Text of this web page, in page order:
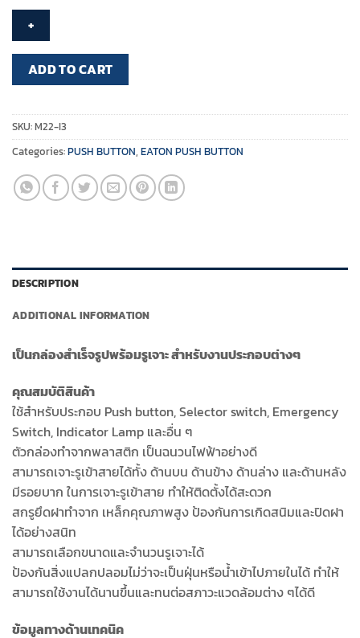
Surface
mounting
enclosure,
mounting
-
M22-
I3
quantity
ADD TO CART
SKU:M22-I3
Categories:PUSH BUTTON, EATON PUSH BUTTON
DESCRIPTION
ADDITIONAL INFORMATION
เป็นกล่องสำเร็จรูปพร้อมรูเจาะ สำหรับงานประกอบต่างๆ
คุณสมบัติสินค้า
ใช้สำหรับประกอบ Push button, Selector switch, Emergency
Switch, Indicator Lamp และอื่น ๆ
ตัวกล่องทำจากพลาสติก เป็นฉนวนไฟฟ้าอย่างดี
สามารถเจาะรูเข้าสายได้ทั้ง ด้านบน ด้านข้าง ด้านล่าง และด้านหลัง
มีรอยบาก ในการเจาะรูเข้าสาย ทำให้ติดตั้งได้สะดวก
สกรูยึดฝาทำจาก เหล็กคุณภาพสูง ป้องกันการเกิดสนิมและปิดฝา
ได้อย่างสนิท
สามารถเลือกขนาดและจำนวนรูเจาะได้
ป้องกันสิ่งแปลกปลอมไม่ว่าจะเป็นฝุ่นหรือน้ำเข้าไปภายในได้ ทำให้
สามารถใช้งานได้นานขึ้นและทนต่อสภาวะแวดล้อมต่าง ๆได้ดี
ข้อมูลทางด้านเทคนิค